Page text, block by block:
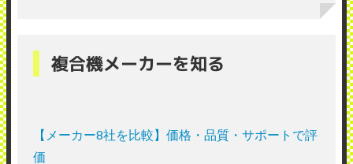
複合機メーカーを知る
【メーカー8社を比較】価格・品質・サポートで評
価